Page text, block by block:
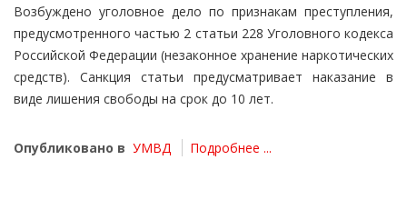
Возбуждено уголовное дело по признакам преступления,
предусмотренного частью 2 статьи 228 Уголовного кодекса
Российской Федерации (незаконное хранение наркотических
средств). Санкция статьи предусматривает наказание в
виде лишения свободы на срок до 10 лет.
Опубликовано в УМВД Подробнее ...